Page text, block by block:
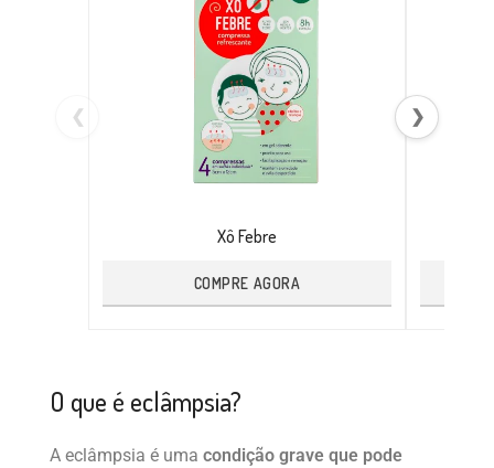
❮
Xô Febre
COMPRE AGORA
❯
O que é eclâmpsia?
A eclâmpsia é uma condição grave que pode